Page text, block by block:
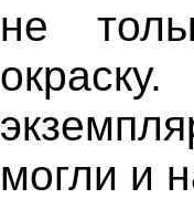
не
могли и